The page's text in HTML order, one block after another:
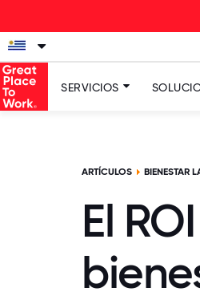
SERVICIOS
ARTÍCULOS BIENESTAR
El